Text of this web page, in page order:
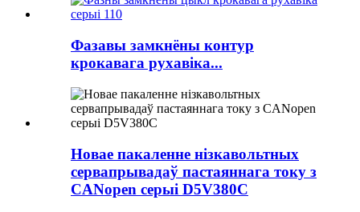
Фазавы замкнёны контур
крокавага рухавіка...
Новае пакаленне нізкавольтных
сервапрывадаў пастаяннага току з
CANopen серыі D5V380C